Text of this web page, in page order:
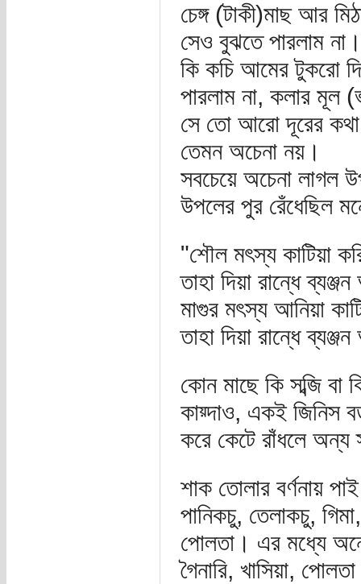
চেঙ্গ (টাকী)মাছ আর
সেও বুঝতে পারলাম
কি কচি আমের টুকরো
পারলাম না, কলার মূল
সে তো আরো দূরের
তেমন অচেনা নয়।
সবচেয়ে অচেনা লাগল
উপলের পুর রেঁধেছিল
"শৌল মৎস্য কাটিয়া
তাহা দিয়া রান্ধে
মাগুর মৎস্য আনিয়া
তাহা দিয়া রান্ধে
কোন মাছে কি সব্জি বা
কায়্দাও, একই
করে কেটে রাঁধলে অন্য
শাক তোলার বর্ণনায়
পানিকচু, তেলাকচু,
পোলতা। এর মধ্যে
গৈনারি, খাসিয়া,